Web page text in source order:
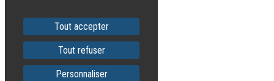
Tout accepter
Tout refuser
Personnaliser